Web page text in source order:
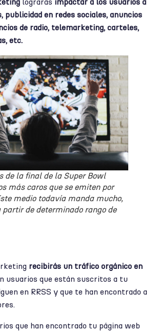
lograrás impactar a los usuarios a
publicidad en redes sociales, anuncios
de radio, telemarketing, carteles,
etc.
de la final de la Super Bowl
más caros que se emiten por
medio todavía manda mucho,
partir de determinado rango de
recibirás un tráfico orgánico en
usuarios que están suscritos a tu
en RRSS y que te han encontrado a
que han encontrado tu página web